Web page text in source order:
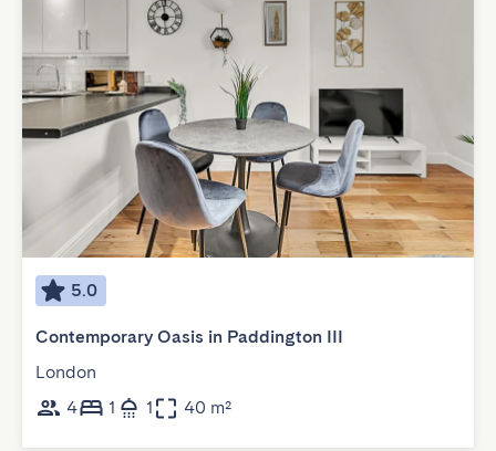
5.0
Contemporary Oasis in Paddington III
London
4
1 1 40 m²